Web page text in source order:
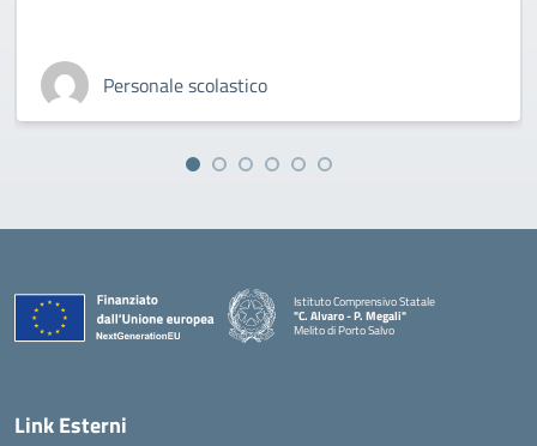
Personale scolastico
Istituto Comprensivo Statale
"C. Alvaro - P. Megali"
Melito di Porto Salvo
Link Esterni